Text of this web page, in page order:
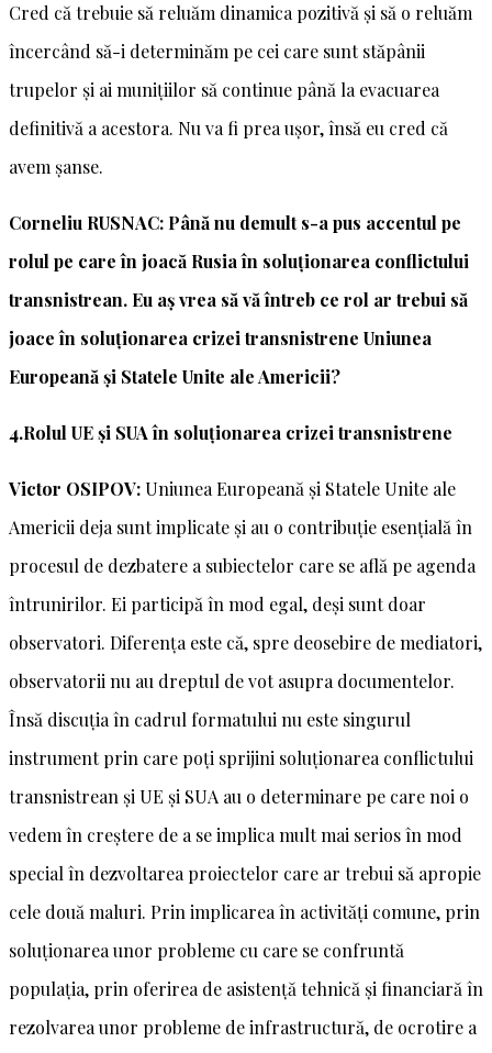
Cred că trebuie să reluăm dinamica pozitivă și să o reluăm
încercând să-i determinăm pe cei care sunt stăpânii
trupelor și ai munițiilor să continue până la evacuarea
definitivă a acestora. Nu va fi prea ușor, însă eu cred că
avem șanse.
Corneliu RUSNAC: Până nu demult s-a pus accentul pe
rolul pe care în joacă Rusia în soluționarea conflictului
transnistrean. Eu aș vrea să vă întreb ce rol ar trebui să
joace în soluționarea crizei transnistrene Uniunea
Europeană și Statele Unite ale Americii?
4.Rolul UE și SUA în soluționarea crizei transnistrene
Victor OSIPOV:Uniunea Europeană și Statele Unite ale
Americii deja sunt implicate și au o contribuție esențială în
procesul de dezbatere a subiectelor care se află pe agenda
întrunirilor. Ei participă în mod egal, deși sunt doar
observatori. Diferența este că, spre deosebire de mediatori,
observatorii nu au dreptul de vot asupra documentelor.
Însă discuția în cadrul formatului nu este singurul
instrument prin care poți sprijini soluționarea conflictului
transnistrean și UE și SUA au o determinare pe care noi o
vedem în creștere de a se implica mult mai serios în mod
special în dezvoltarea proiectelor care ar trebui să apropie
cele două maluri. Prin implicarea în activități comune, prin
soluționarea unor probleme cu care se confruntă
populația, prin oferirea de asistență tehnică și financiară în
rezolvarea unor probleme de infrastructură, de ocrotire a